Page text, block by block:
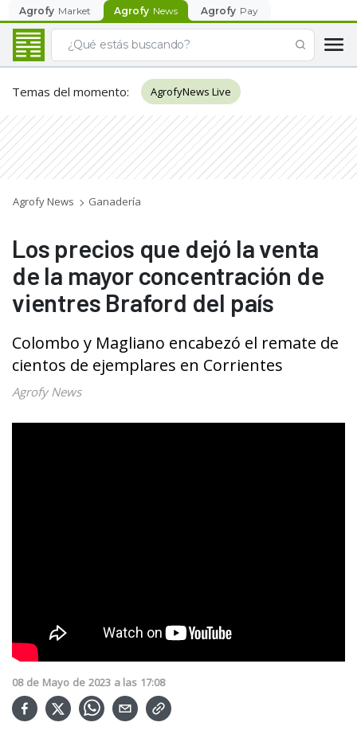
Agrofy Market Agrofy News Agrofy Pay
Temas del momento: AgrofyNews Live
Agrofy News Ganadería
Los precios que dejó la venta
de la mayor concentración de
vientres Braford del país
Colombo y Magliano encabezó el remate de
cientos de ejemplares en Corrientes
Agrofy News
08 de Mayo de 2023 a las 17:08